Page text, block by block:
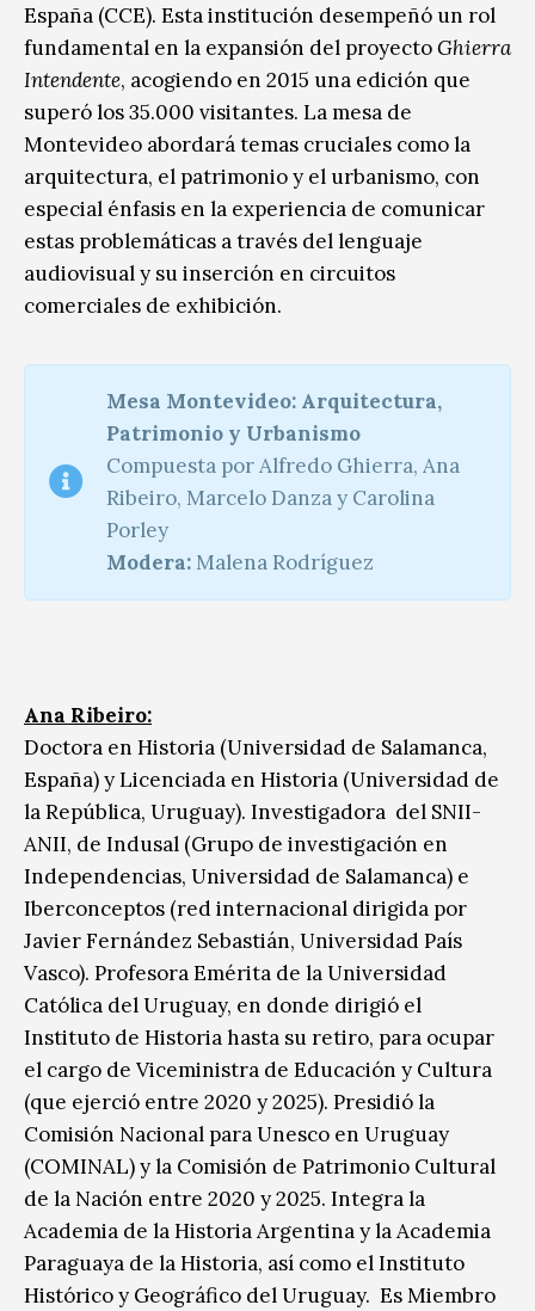
España (CCE). Esta institución desempeñó un rol
fundamental en la expansión del proyectoGhierra
Intendente, acogiendo en 2015 una edición que
superó los 35.000 visitantes. La mesa de
Montevideo abordará temas cruciales como la
arquitectura, el patrimonio y el urbanismo, con
especial énfasis en la experiencia de comunicar
estas problemáticas a través del lenguaje
audiovisual y su inserción en circuitos
comerciales de exhibición.
Mesa Montevideo: Arquitectura,
Patrimonio y Urbanismo
Compuesta por Alfredo Ghierra, Ana
Ribeiro, Marcelo Danza y Carolina
Porley
Modera: Malena Rodríguez
Ana Ribeiro:
Doctora en Historia (Universidad de Salamanca,
España) y Licenciada en Historia (Universidad de
la República, Uruguay). Investigadora del SNII-
ANII, de Indusal (Grupo de investigación en
Independencias, Universidad de Salamanca) e
Iberconceptos (red internacional dirigida por
Javier Fernández Sebastián, Universidad País
Vasco). Profesora Emérita de la Universidad
Católica del Uruguay, en donde dirigió el
Instituto de Historia hasta su retiro, para ocupar
el cargo de Viceministra de Educación y Cultura
(que ejerció entre 2020 y 2025). Presidió la
Comisión Nacional para Unesco en Uruguay
(COMINAL) y la Comisión de Patrimonio Cultural
de la Nación entre 2020 y 2025. Integra la
Academia de la Historia Argentina y la Academia
Paraguaya de la Historia, así como el Instituto
Histórico y Geográfico del Uruguay. Es Miembro